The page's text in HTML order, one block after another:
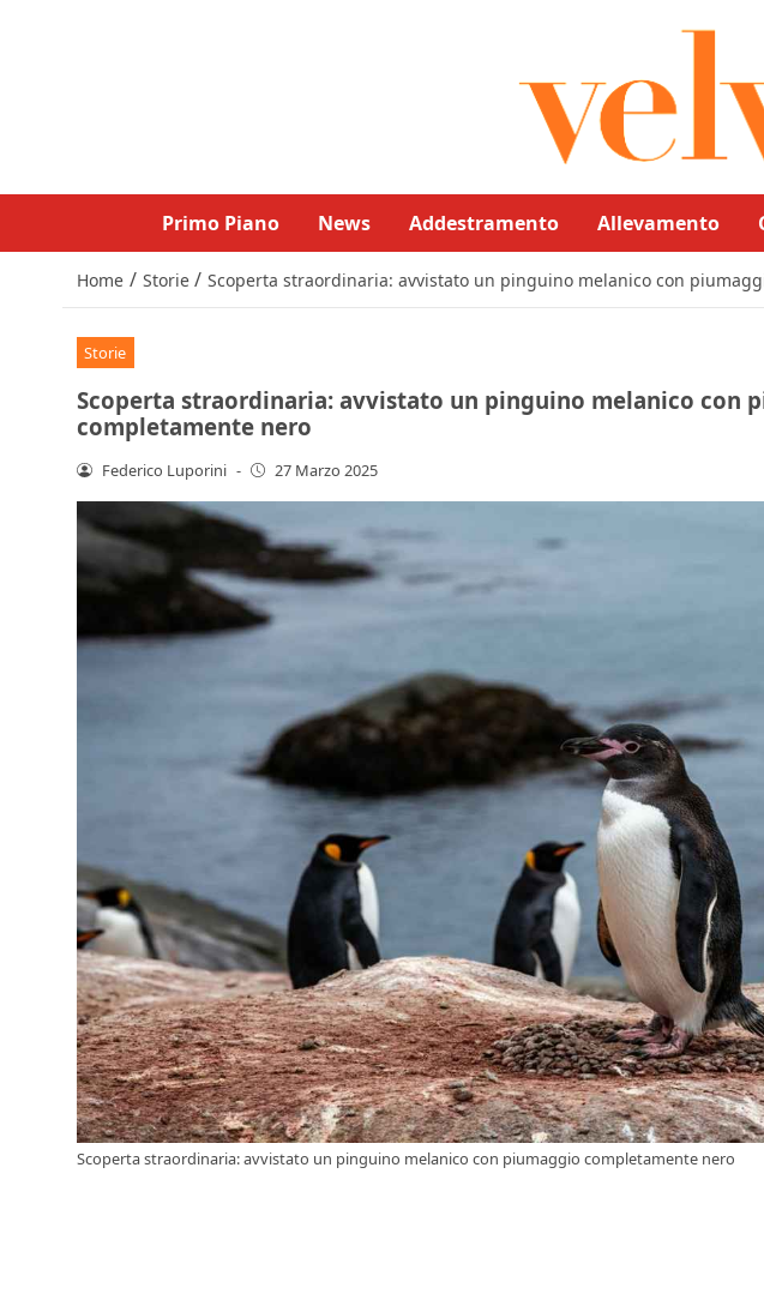
Primo Piano News Addestramento Allevamento
Home / Storie / Scoperta straordinaria: avvistato un pinguino melanico con
Storie
Scoperta straordinaria: avvistato un pinguino melanico con
completamente nero
Federico Luporini - 27 Marzo 2025
Scoperta straordinaria: avvistato un pinguino melanico con piumaggio completamente nero